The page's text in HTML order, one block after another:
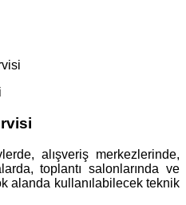
alışveriş merkezlerinde,
toplantı salonlarında ve
alanda kullanılabilecek teknik